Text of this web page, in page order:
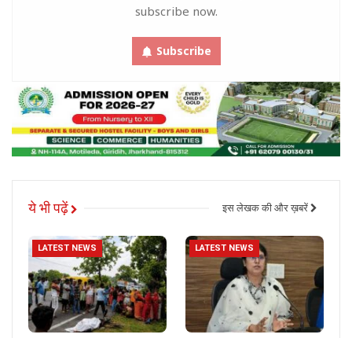
subscribe now.
Subscribe
ये भी पढ़ें इस लेखक की और ख़बरें
LATEST NEWS LATEST NEWS